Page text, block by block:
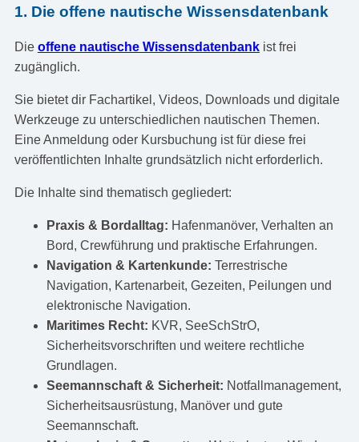
1. Die offene nautische Wissensdatenbank
Die offene nautische Wissensdatenbankist frei
zugänglich.
Sie bietet dir Fachartikel, Videos, Downloads und digitale
Werkzeuge zu unterschiedlichen nautischen Themen.
Eine Anmeldung oder Kursbuchung ist für diese frei
veröffentlichten Inhalte grundsätzlich nicht erforderlich.
Die Inhalte sind thematisch gegliedert:
Praxis & Bordalltag: Hafenmanöver, Verhalten an
Bord, Crewführung und praktische Erfahrungen.
Navigation & Kartenkunde: Terrestrische
Navigation, Kartenarbeit, Gezeiten, Peilungen und
elektronische Navigation.
Maritimes Recht: KVR, SeeSchStrO,
Sicherheitsvorschriften und weitere rechtliche
Grundlagen.
Seemannschaft & Sicherheit: Notfallmanagement,
Sicherheitsausrüstung, Manöver und gute
Seemannschaft.